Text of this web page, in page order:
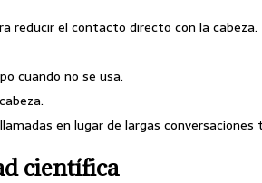
reducir el contacto directo con la cabeza.
cuando no se usa.
en lugar de largas conversaciones
científica